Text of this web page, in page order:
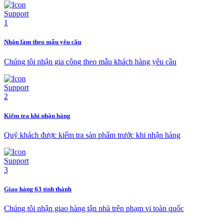
Nhận làm theo mẫu yêu cầu
Chúng tôi nhận gia công theo mẫu khách hàng yêu cầu
Kiểm tra khi nhận hàng
Quý khách được kiểm tra sản phẩm trước khi nhận hàng
Giao hàng 63 tỉnh thành
Chúng tôi nhận giao hàng tận nhà trên phạm vi toàn quốc